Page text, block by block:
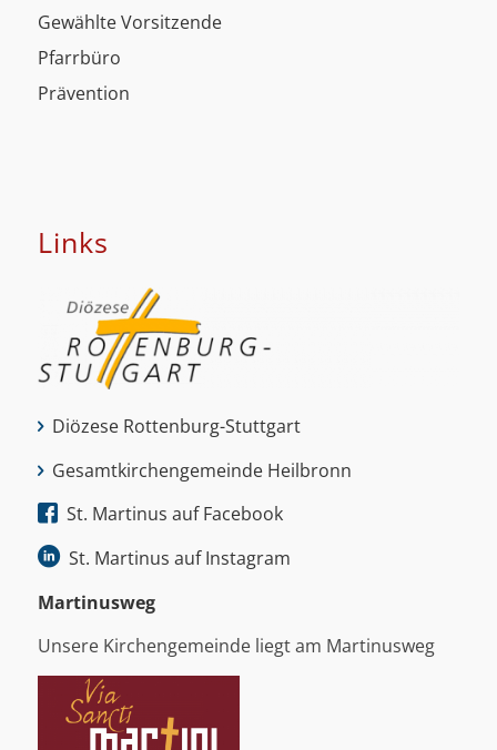
Gewählte Vorsitzende
Pfarrbüro
Prävention
Links
Diözese Rottenburg-Stuttgart
Gesamtkirchengemeinde Heilbronn
St. Martinus auf Facebook
St. Martinus auf Instagram
Martinus­weg
Unsere Kirchengemeinde liegt am Martinusweg